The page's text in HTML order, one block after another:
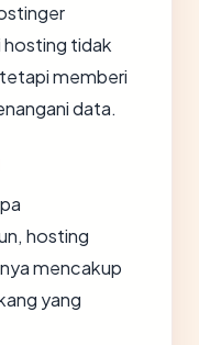
tidak
memberi
data.
hosting
mencakup
yang